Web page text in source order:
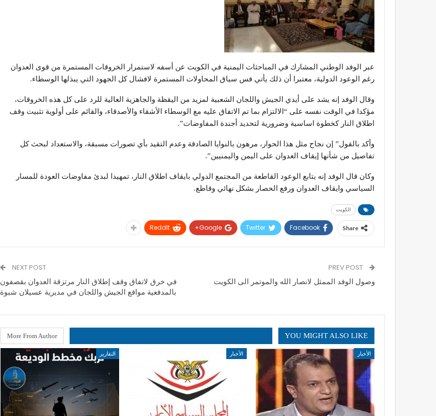
عبر الوفد الوطني المشارك في المباحثات اليمنية في الكويت عن أسفه لاستمرار الخروقات المستمرة من قوى العدوان
رغم الوعود الدولية، معتبرا أن ذلك يأتي فس سياق المحاولات المستمرة لافشال كل الجهود التي يبذلها الوسطاء.
وقال الوفد إنه يشد على أيدي الجيش واللجان الشعبية لمزيد من اليقظة والجاهزية العالية للرد على كل هذه الخروقات،
مؤكدا في الوقت نفسه على “الالتزام بما تم الاتفاق عليه مع الوسطاء الأشقاء والأصدقاء، والقائم على أولوية تثبيت وقف
اطلاق النار كخطوة اساسية وضرورية لتحديد أجندة المفاوضات”.
وأكد بالقول” إن نجاح مثل هذا الحوار، مرهون بالنوايا الصادقة وعدم التقيد بأي تصورات مسبقة، والاستعداد لبحث كل
تفاصيل من شأنها إيقاف العدوان على اليمن واليمنيين”.
وكان قال الوفد إنه يتابع الوعود القاطعة من المجتمع الدولي بايقاف اطلاق النار، تمهيدا لبدئ مفاوضات العودة للمسار
السياسي وايقاف العدوان ورفع الحصار بشكل نهائي وقاطع.
الكويت
Share
Facebook
Twitter
Google+
ReddIt
وصول الوفد الممثل لانصار الله والموتمر الى الكويت
NEXT POST
في خرق لاتفاق وقف إطلاق النار مرتزقة العدوان بقصفون
بالمدفعية مواقع الجيش واللجان في مديرية عسيلان شبوة
YOU MIGHT ALSO LIKE
More From Author
الأخبار الأخبار التقارير